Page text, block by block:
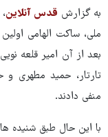
به گزارش قدس آنلاین
ملی، ساکت الهامی
بعد از آن امیر قلعه
تارتار، حمید مطهری و
منفی دادند.
با این حال طبق شنیده